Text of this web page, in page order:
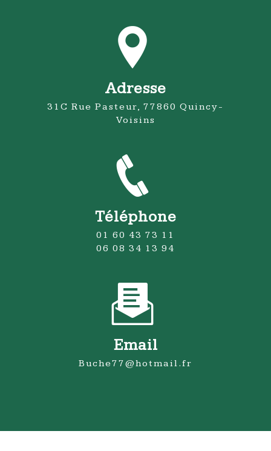
Adresse
31C Rue Pasteur, 77860 Quincy-
Voisins
Téléphone
01 60 43 73 11
06 08 34 13 94
Email
buche77@hotmail.fr